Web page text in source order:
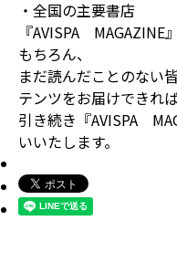
・全国の主要書店
『AVISPA
もちろん、
まだ読んだことのない
テンツをお届けできれ
引き続き『AVISPA
いいたします。